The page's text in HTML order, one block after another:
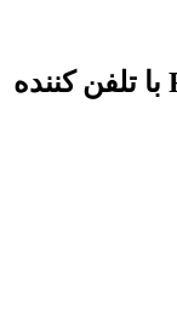
دزدگیر اماکن فایروال مدل F10 با تلفن کننده